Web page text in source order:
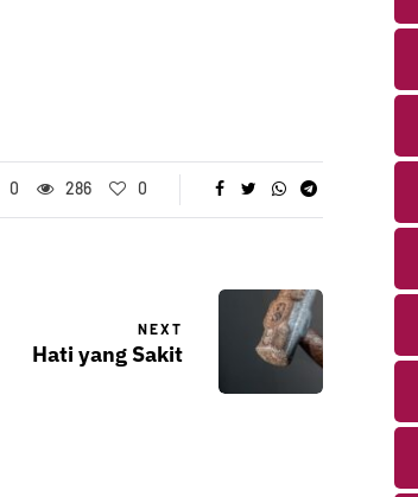
0 286 0
NEXT
Hati yang Sakit